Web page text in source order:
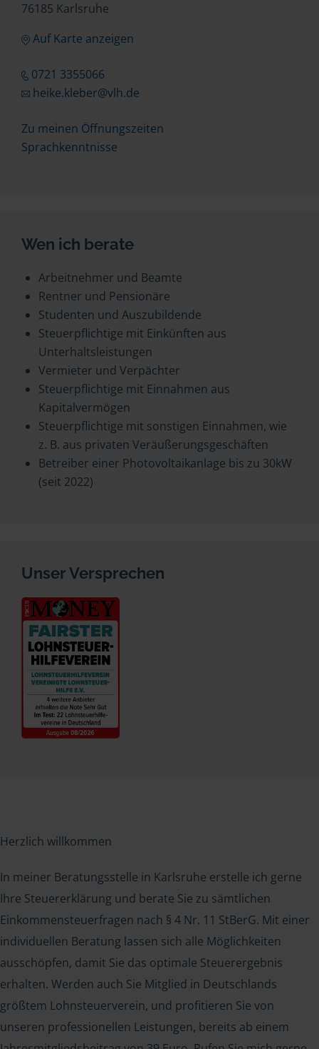
76185 Karlsruhe
Auf Karte anzeigen
0721 3355066
heike.kleber@vlh.de
Zu meinen Öffnungszeiten
Sprachkenntnisse
Wen ich berate
Arbeitnehmer und Beamte
Rentner und Pensionäre
Studenten und Auszubildende
Steuerpflichtige mit Einkünften aus
Unterhaltsleistungen
Vermieter und Verpächter
Steuerpflichtige mit Einnahmen aus
Kapitalvermögen
Steuerpflichtige mit sonstigen Einnahmen, wie
z. B. aus privaten Veräußerungsgeschäften
Betreiber einer Photovoltaikanlage bis zu 30kW
(seit 2022)
Unser Versprechen
Herzlich willkommen
In meiner Beratungsstelle in Karlsruhe erstelle ich gerne
Ihre Steuererklärung und berate Sie zu sämtlichen
Einkommensteuerfragen nach § 4 Nr. 11 StBerG. Mit einer
individuellen Beratung lassen sich alle Möglichkeiten
ausschöpfen, damit Sie das optimale Steuerergebnis
erhalten. Werden auch Sie Mitglied in Deutschlands
größtem Lohnsteuerverein, und profitieren Sie von
unseren professionellen Leistungen, bereits ab einem